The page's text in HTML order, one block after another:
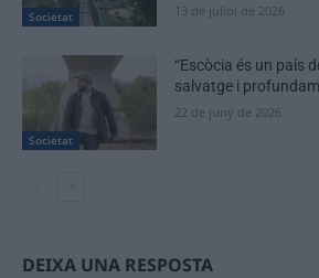
Societat 13 de juliol de 2026
Societat
“Escòcia és un país
salvatge i
22 de juny de 2026
DEIXA UNA RESPOSTA